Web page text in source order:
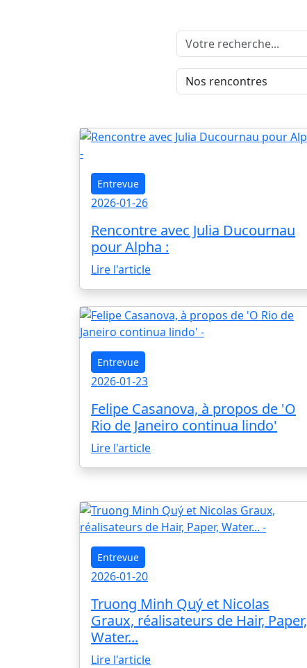
Entrevue
2026-01-26
Rencontre avec Julia Ducournau
pour Alpha :
Lire l'article
Entrevue
2026-01-23
Felipe Casanova, à propos de 'O
Rio de Janeiro continua lindo'
Lire l'article
Entrevue
2026-01-20
Truong Minh Quý et Nicolas
Graux, réalisateurs de Hair, Paper,
Water...
Lire l'article